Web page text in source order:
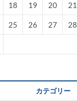
18 19 20 21
25 26 27 28
カテゴリー